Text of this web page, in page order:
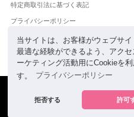
当サイトは、お客様がウェブサイ
最適な経験ができるよう、アクセ
ーケティング活動用にCookieを利
す。
プライバシーポリシー
拒否する 許可
特定商取引法に基づく表記
プライバシーポリシー
運営会社
お問合せ
powered by
掲載の情報や画像など、すべてのコ